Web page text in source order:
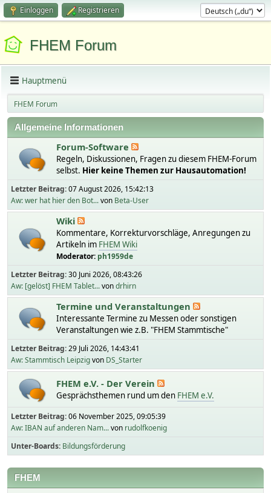
Einloggen Registrieren
FHEM Forum
Hauptmenü
FHEM Forum
Allgemeine Informationen
Forum-Software
Regeln, Diskussionen, Fragen zu diesem FHEM-Forum
selbst. Hier keine Themen zur Hausautomation!
Letzter Beitrag:07 August 2026, 15:42:13
Aw: wer hat hier den Bot...von Beta-User
Wiki
Kommentare, Korrekturvorschläge, Anregungen zu
Artikeln im FHEM Wiki
Moderator: ph1959de
Letzter Beitrag:30 Juni 2026, 08:43:26
Aw: [gelöst] FHEM Tablet...vondrhirn
Termine und Veranstaltungen
Interessante Termine zu Messen oder sonstigen
Veranstaltungen wie z.B. "FHEM Stammtische"
Letzter Beitrag:29 Juli 2026, 14:43:41
Aw: Stammtisch Leipzigvon DS_Starter
FHEM e.V. - Der Verein
Gesprächsthemen rund um den FHEM e.V.
Letzter Beitrag:06 November 2025, 09:05:39
Aw: IBAN auf anderen Nam...von rudolfkoenig
Unter-Boards Bildungsförderung
FHEM